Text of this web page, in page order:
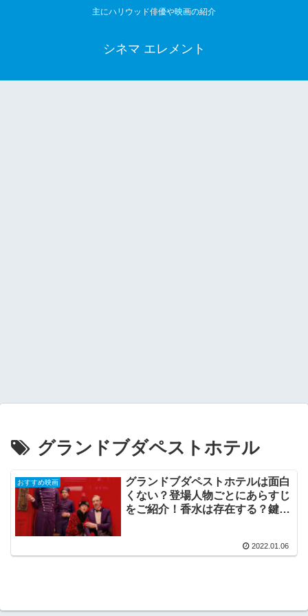
主にハリウッド俳優や映画の紹介
シネマ エレメント
グランドブダペストホテル
おすすめ映画
グランドブダペストホテルは面白
くない？登場人物ごとにあらすじ
をご紹介！香水は存在する？鍵の
2022.01.06